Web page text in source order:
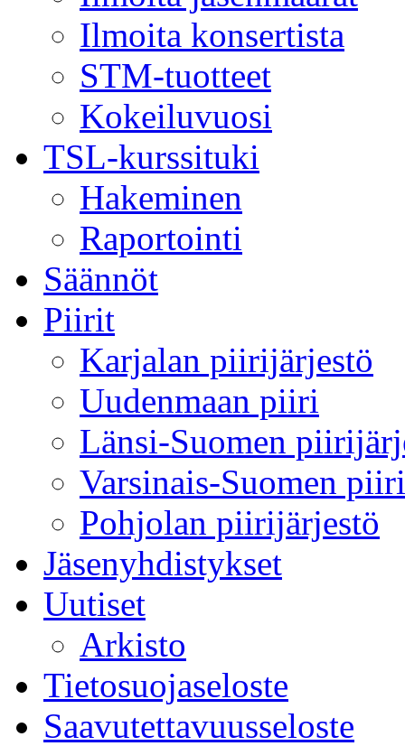
Ilmoita konsertista
STM-tuotteet
Kokeiluvuosi
TSL-kurssituki
Hakeminen
Raportointi
Säännöt
Piirit
Karjalan piirijärjestö
Uudenmaan piiri
Länsi-Suomen
Varsinais-Suomen piiri
Pohjolan piirijärjestö
Jäsenyhdistykset
Uutiset
Arkisto
Tietosuojaseloste
Saavutettavuusseloste